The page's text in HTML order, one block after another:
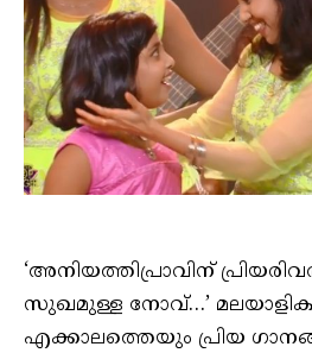
‘അനിയത്തിപ്രാവിന്
സുഖമുള്ള നോവ്…’
എക്കാലത്തെയും പ്രിയ